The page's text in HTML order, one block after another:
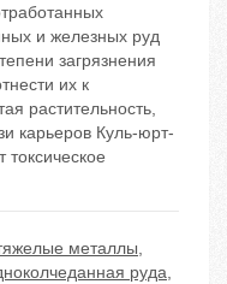
и железных руд
загрязнения
их к
растительность,
карьеров Куль-юрт-
металлы,
руда,